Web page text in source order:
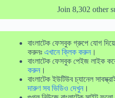
Join 8,302 other
বাংলাটেক ফেসবুক গ্রুপে যোগ
করুনঃ এখানে ক্লিক করুন ।
বাংলাটেক ফেসবুক পেইজ লাইক
করুন ।
বাংলাটেক ইউটিউব চ্যানেল
দারুণ সব ভিডিও দেখুন ।